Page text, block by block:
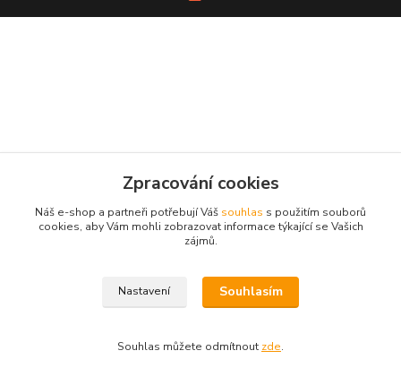
Zpracování cookies
Náš e-shop a partneři potřebují Váš souhlas s použitím souborů
cookies, aby Vám mohli zobrazovat informace týkající se Vašich
zájmů.
Nastavení Souhlasím
Souhlas můžete odmítnout zde.